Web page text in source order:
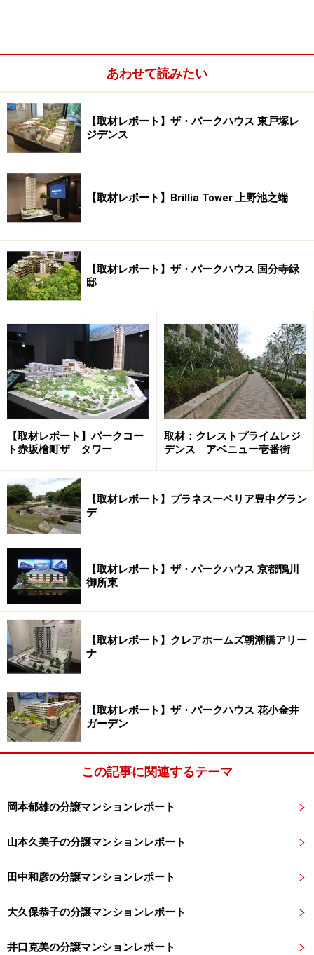
地域をはじめ多くの人に親しまれてきました。北側敷地
に残された樹木の緑の深さがその歴史を感じさせます。
「ザ・パークハウス 広尾羽澤」の現地北側。かつての樹木
を残している
緩やかな高低差をもつ台地状の敷地の周囲には、ツツジ
なども群生しています。第一種低層住居専用地域は、高
さ制限などの規制が厳しいため、敷地が広く形状の整っ
た土地でなければマンション用地に適しません。4方向
が道路に面し、間口の広い敷地形状の土地がこうした人
気エリアで取引されること自体が、稀なことだと思いま
す。
緑深い北側と違い、南側は比較的開けており、陽光注ぐ
晴れやかな感じです。敷地周囲を歩くだけで、良いマン
ションの印象を受けます。
「ザ・パークハウス 広尾羽澤」の南側現地。陽光射す、日
当たりのよい場所。敷地のスケールを感じられる
現地では、既に工事が進行中です。街路には、車通りも
少なく落ち着いた風情です。2014年4月竣工予定ですの
で、来年の今頃には新しいランドマークが誕生すること
になります。
現地から徒歩圏の南青山の岡本太郎記念館。モデルルームは
この裏にある
この恵まれたロケーションと敷地をどうランドスケープ
に活かすのか、次ページで引き続き模型とモデルルーム
を紹介します。
※記事内容は執筆時点のものです。最新の内容をご確認くださ
い。
1/2 次のページへ
あわせて読みたい
【取材レポート】ザ・パークハウス 東戸塚レ
ジデンス
【取材レポート】Brillia Tower 上野池之端
【取材レポート】ザ・パークハウス 国分寺緑
邸
【取材レポート】パークコー
ト赤坂檜町ザ タワー
取材：クレストプライムレジ
デンス アベニュー壱番街
【取材レポート】プラネスーペリア豊中グラン
デ
【取材レポート】ザ・パークハウス 京都鴨川
御所東
【取材レポート】クレアホームズ朝潮橋アリー
ナ
【取材レポート】ザ・パークハウス 花小金井
ガーデン
この記事に関連するテーマ
岡本郁雄の分譲マンションレポート
山本久美子の分譲マンションレポート
田中和彦の分譲マンションレポート
大久保恭子の分譲マンションレポート
井口克美の分譲マンションレポート